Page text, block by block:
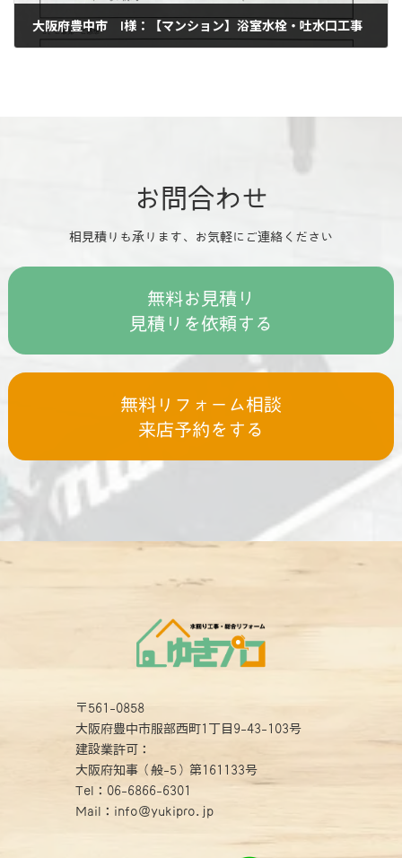
大阪府豊中市 I様：【マンション】浴室水栓・吐水口工事
お問合わせ
相見積りも承ります、お気軽にご連絡ください
無料お見積り
見積りを依頼する
無料リフォーム相談
来店予約をする
〒561-0858
大阪府豊中市服部西町1丁目9-43-103号
建設業許可：
大阪府知事（般-5）第161133号
Tel： 06-6866-6301
Mail：info@yukipro.jp